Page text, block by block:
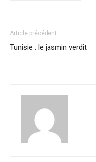
Article précédent
Tunisie : le jasmin verdit